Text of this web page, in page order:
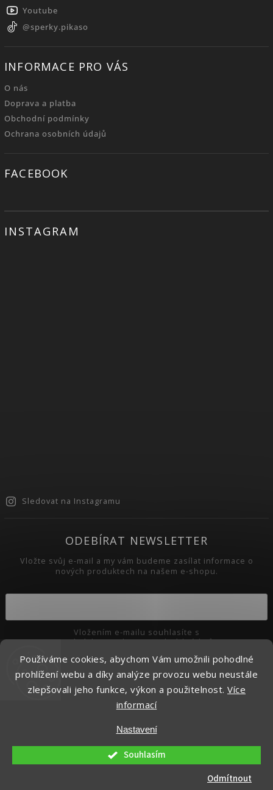
Používáme cookies, abychom Vám umožnili pohodlné
prohlížení webu a díky analýze provozu webu neustále
zlepšovali jeho funkce, výkon a použitelnost. Více
informací
Nastavení
Odmítnout
Souhlasím
Youtube
@sperky.pikaso
INFORMACE PRO VÁS
O nás
Doprava a platba
Obchodní podmínky
Ochrana osobních údajů
FACEBOOK
INSTAGRAM
Sledovat na Instagramu
ODEBÍRAT NEWSLETTER
Vložte svůj e-mail a my vám budeme zasílat informace o
nových produktech na našem e-shopu.
podmínkami ochrany osobních údajů
Přihlásit se
Upravit nastavení cookies
Shoptet| Design